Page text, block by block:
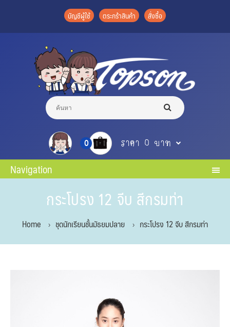
บัญชีผู้ใช้ ตระกร้าสินค้า สั่งซื้อ
0 ราคา 0 บาท
Navigation
กระโปรง 12 จีบ สีกรมท่า
Home ชุดนักเรียนชั้นมัธยมปลาย กระโปรง 12 จีบ สีกรมท่า